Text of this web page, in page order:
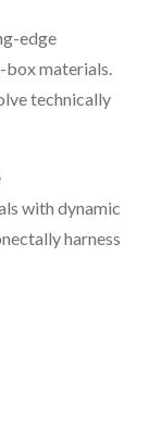
edge
box materials.
technically
with dynamic
harness